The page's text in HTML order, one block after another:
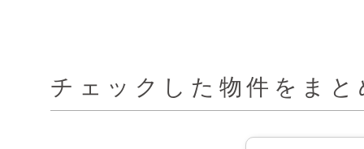
チェックした物件をまと